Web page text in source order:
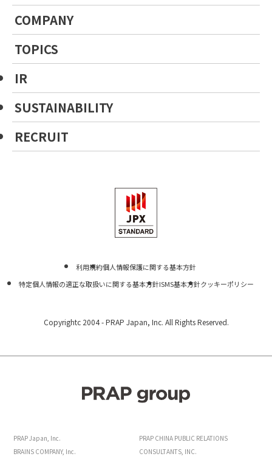
COMPANY
TOPICS
IR
SUSTAINABILITY
RECRUIT
利用規約個人情報保護に関する基本方針
特定個人情報の適正な取扱いに関する基本方針ISMS基本方針クッキーポリシー
Copyrightc 2004 -PRAP Japan, Inc. All Rights Reserved.
PRAP Japan, Inc.
BRAINS COMPANY, Inc.
PRAP CHINA PUBLIC RELATIONS
CONSULTANTS, INC.